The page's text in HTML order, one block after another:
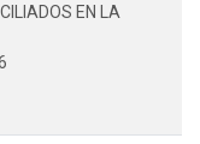
EN LA